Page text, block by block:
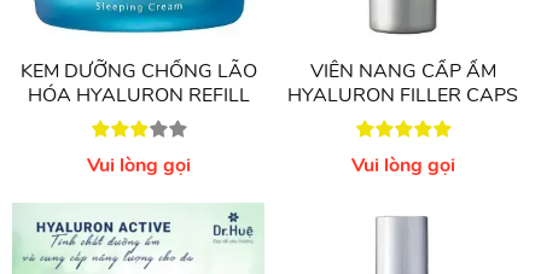
KEM DƯỠNG CHỐNG LÃO
HÓA HYALURON REFILL
NIGHT
Vui lòng gọi
VIÊN NANG CẤP ẨM
HYALURON FILLER CAPS
Vui lòng gọi